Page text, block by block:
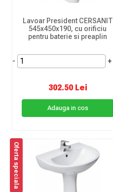
Lavoar President CERSANIT
545x450x190, cu orificiu
pentru baterie si preaplin
- +
302.50 Lei
Adauga in cos
Oferta speciala